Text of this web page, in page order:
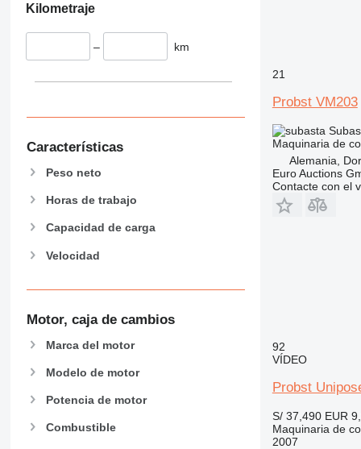
395
416
432
434
826
906
908
914
918
928
930
Kilometraje
– km
Características
Peso neto
Horas de trabajo
Capacidad de carga
Velocidad
Motor, caja de cambios
Marca del motor
Modelo de motor
Potencia de motor
Combustible
21
Probst VM203
Maquinaria de
Alemania,
Euro Auctions
Contacte con el
92
VÍDEO
Probst
S/ 37,490 EUR
Maquinaria de
2007